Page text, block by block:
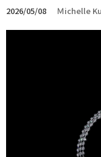
2026/05/08 Ｍichelle